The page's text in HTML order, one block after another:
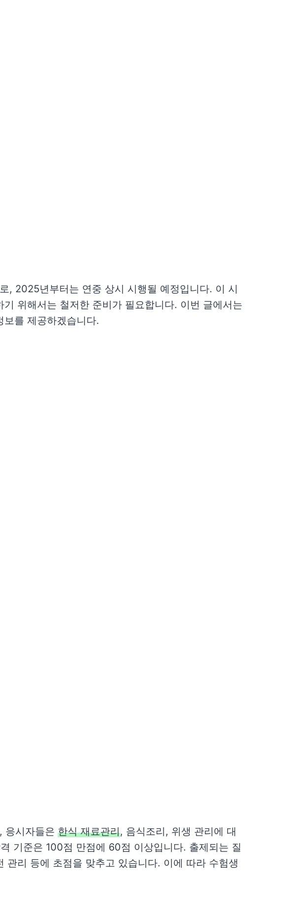
, 2025년부터는 연중 상시 시행될 예정입니다. 이 시
위해서는 철저한 준비가 필요합니다. 이번 글에서는
를 제공하겠습니다.
응시자들은 한식 재료관리, 음식조리, 위생 관리에 대
기준은 100점 만점에 60점 이상입니다. 출제되는 질
리 등에 초점을 맞추고 있습니다. 이에 따라 수험생